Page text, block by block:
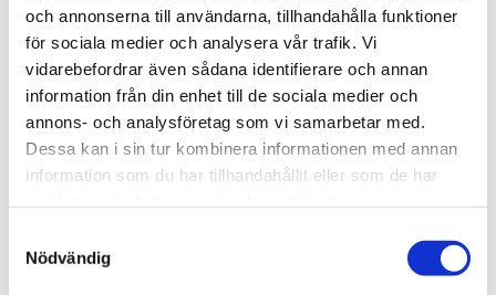
och annonserna till användarna, tillhandahålla funktioner
för sociala medier och analysera vår trafik. Vi
vidarebefordrar även sådana identifierare och annan
information från din enhet till de sociala medier och
annons- och analysföretag som vi samarbetar med.
Dessa kan i sin tur kombinera informationen med annan
information som du har tillhandahållit eller som de har
Nödvändig
Bli den första att lämna ett omdöme.